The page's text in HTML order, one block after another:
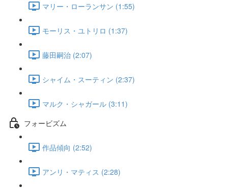
マリー・ローランサン (1:55)
モーリス・ユトリロ (1:37)
藤田嗣治 (2:07)
シャイム・スーティン (2:37)
マルク・シャガール (3:11)
フォービズム
作品傾向 (2:52)
アンリ・マティス (2:28)